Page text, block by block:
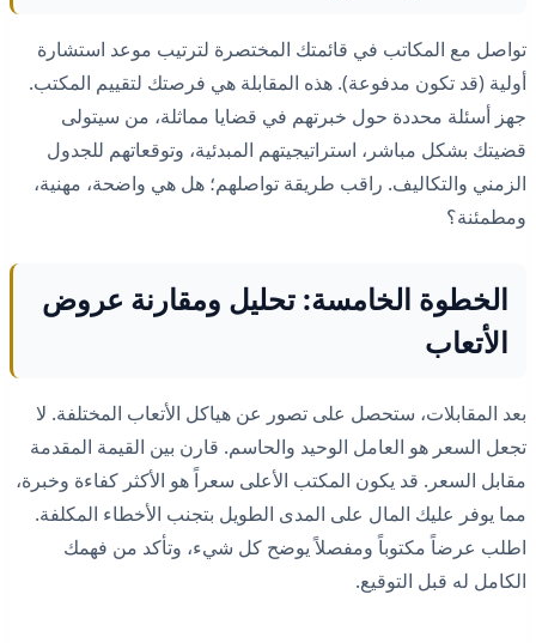
تواصل مع المكاتب في قائمتك المختصرة لترتيب موعد استشارة
أولية (قد تكون مدفوعة). هذه المقابلة هي فرصتك لتقييم المكتب.
جهز أسئلة محددة حول خبرتهم في قضايا مماثلة، من سيتولى
قضيتك بشكل مباشر، استراتيجيتهم المبدئية، وتوقعاتهم للجدول
الزمني والتكاليف. راقب طريقة تواصلهم؛ هل هي واضحة، مهنية،
ومطمئنة؟
الخطوة الخامسة: تحليل ومقارنة عروض
الأتعاب
بعد المقابلات، ستحصل على تصور عن هياكل الأتعاب المختلفة. لا
تجعل السعر هو العامل الوحيد والحاسم. قارن بين القيمة المقدمة
مقابل السعر. قد يكون المكتب الأعلى سعراً هو الأكثر كفاءة وخبرة،
مما يوفر عليك المال على المدى الطويل بتجنب الأخطاء المكلفة.
اطلب عرضاً مكتوباً ومفصلاً يوضح كل شيء، وتأكد من فهمك
الكامل له قبل التوقيع.